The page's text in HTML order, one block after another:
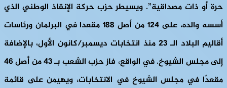
حرة أو ذات مصداقية”. ويسيطر حزب حركة الإنقاذ الوطني الذي
أسسه والده، على 124 من أصل 188 مقعدا في البرلمان ورئاسات
أقاليم البلاد الـ 23 منذ انتخابات ديسمبر/كانون الأول، بالإضافة
إلى مجلس الشيوخ. في الواقع، فاز حزب الشعب بـ 43 من أصل 46
مقعدًا في مجلس الشيوخ في الانتخابات، ويهيمن على قائمة